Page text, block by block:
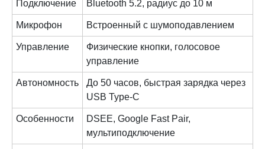
Подключение Bluetooth 5.2, радиус до 10 м
Микрофон Встроенный с шумоподавлением
Управление
Физические кнопки, голосовое
управление
Автономность
До 50 часов, быстрая зарядка через
USB Type-C
Особенности
DSEE, Google Fast Pair,
мультиподключение